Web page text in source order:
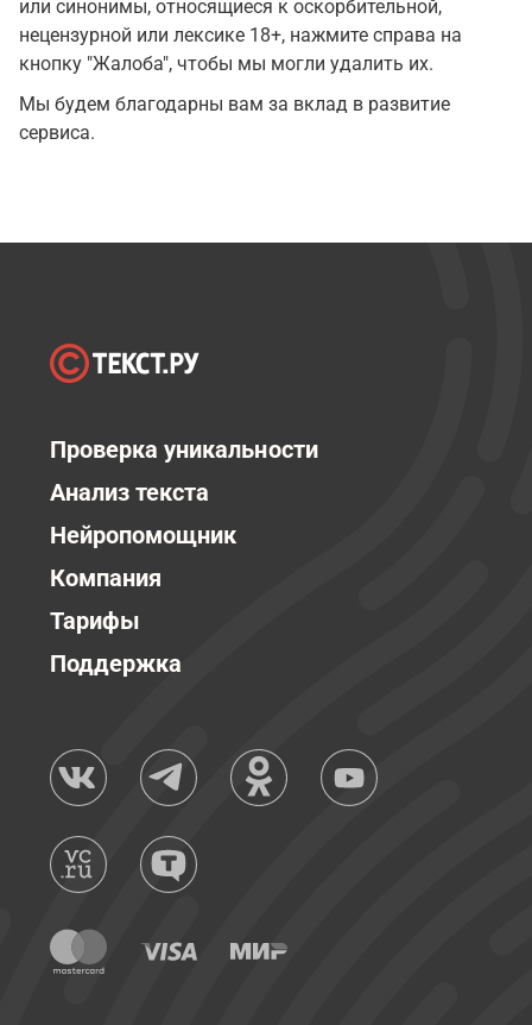
или синонимы, относящиеся к оскорбительной,
нецензурной или лексике 18+, нажмите справа на
кнопку "Жалоба", чтобы мы могли удалить их.
Мы будем благодарны вам за вклад в развитие
сервиса.
Проверка уникальности
Анализ текста
Нейропомощник
Компания
Тарифы
Поддержка